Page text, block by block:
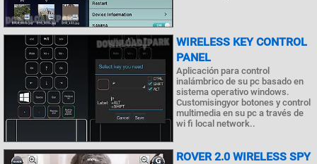
WIRELESS KEY CONTROL
PANEL
Aplicación para control
inalámbrico de su pc basado en
sistema operativo windows.
Customisingyor botones y control
multimedia en su pc a través de
wi fi local network..
ROVER 2.0 WIRELESS SPY